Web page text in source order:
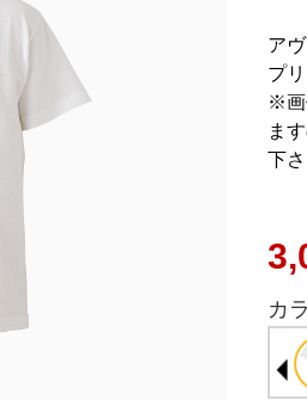
ア
プ
※画
ま
下さ
カ